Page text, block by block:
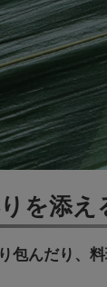
を添え
包んだり、